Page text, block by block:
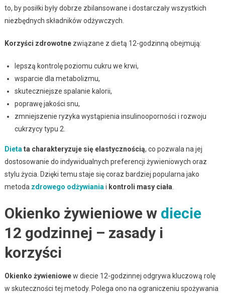
to, by posiłki były dobrze zbilansowane i dostarczały wszystkich
niezbędnych składników odżywczych.
Korzyści zdrowotnezwiązane z dietą 12-godzinną obejmują:
lepszą kontrolę poziomu cukru we krwi,
wsparcie dla metabolizmu,
skuteczniejsze spalanie kalorii,
poprawę jakości snu,
zmniejszenie ryzyka wystąpienia insulinooporności i rozwoju
cukrzycy typu 2.
Dieta ta charakteryzuje się elastycznością, co pozwala na jej
dostosowanie do indywidualnych preferencji żywieniowych oraz
stylu życia. Dzięki temu staje się coraz bardziej popularna jako
metoda zdrowego odżywiania i kontroli masy ciała
Okienko żywieniowe w diecie
12 godzinnej – zasady i
korzyści
Okienko żywieniowew diecie 12-godzinnej odgrywa kluczową rolę
w skuteczności tej metody. Polega ono na ograniczeniu spożywania